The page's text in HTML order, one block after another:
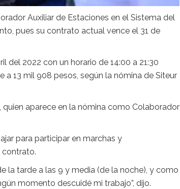
Auxiliar de Estaciones en el Sistema del
pues su contrato actual vence el 31 de
del 2022 con un horario de 14:00 a 21:30
a 13 mil 908 pesos, según la nómina de Siteur
aparece en la nómina como Colaborador
para participar en marchas y
contrato.
la tarde a las 9 y media (de la noche), y como
momento descuidé mi trabajo”, dijo.